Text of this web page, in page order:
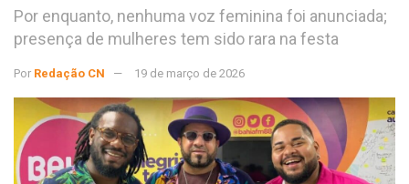
Por enquanto, nenhuma voz feminina foi anunciada;
presença de mulheres tem sido rara na festa
Por Redação CN 19 de março de 2026